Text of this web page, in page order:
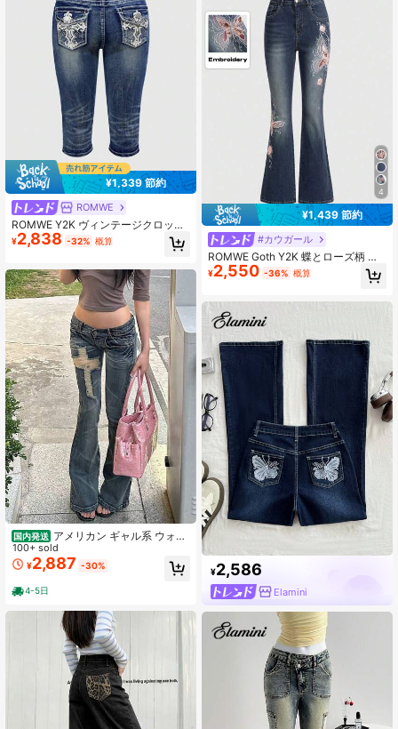
¥1,339 節約
ROMWE
ROMWE Y2K ヴィンテージクロップ
フレアジーンズ 女性用、クロスとウ
イングのポケット刺繍、スリムフィ
¥2,838 -32% 概算
国内発送 アメリカン ギャル系 ウォッ
シュ リラックス BF風 ラフ カジュア
ルパンツ レディース レトロ デザイ
ン性 多段ボタン ロング
100+ sold
¥2,887 -30%
4-5日
4
¥1,439 節約
#カウガール
ROMWE Goth Y2K 蝶とローズ柄 ジ
ャカード刺繍 スリムフィット フレア
デニムジーンズ ローウエスト レディ
¥2,550 -36% 概算
¥2,586
Elamini